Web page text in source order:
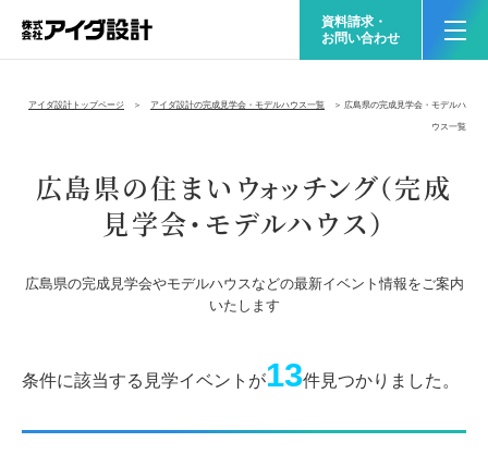
資料請求・
お問い合わせ
アイダ設計トップページ ＞ アイダ設計の完成見学会・モデルハウス一覧 ＞ 広島県の完成見学会・モデルハ
ウス一覧
広島県の住まいウォッチング（完成
見学会・モデルハウス）
広島県の完成見学会やモデルハウスなどの最新イベント情報をご案内
いたします
条件に該当する見学イベントが13件見つかりました。